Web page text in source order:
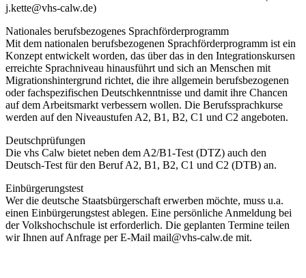
j.kette@vhs-calw.de)
Nationales berufsbezogenes Sprachförderprogramm
Mit dem nationalen berufsbezogenen Sprachförderprogramm ist ein
Konzept entwickelt worden, das über das in den Integrationskursen
erreichte Sprachniveau hinausführt und sich an Menschen mit
Migrationshintergrund richtet, die ihre allgemein berufsbezogenen
oder fachspezifischen Deutschkenntnisse und damit ihre Chancen
auf dem Arbeitsmarkt verbessern wollen. Die Berufssprachkurse
werden auf den Niveaustufen A2, B1, B2, C1 und C2 angeboten.
Deutschprüfungen
Die vhs Calw bietet neben dem A2/B1-Test (DTZ) auch den
Deutsch-Test für den Beruf A2, B1, B2, C1 und C2 (DTB) an.
Einbürgerungstest
Wer die deutsche Staatsbürgerschaft erwerben möchte, muss u.a.
einen Einbürgerungstest ablegen. Eine persönliche Anmeldung bei
der Volkshochschule ist erforderlich. Die geplanten Termine teilen
wir Ihnen auf Anfrage per E-Mail mail@vhs-calw.de mit.